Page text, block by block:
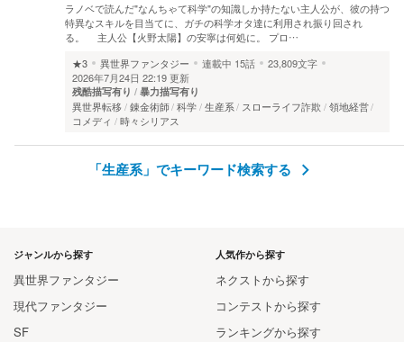
ラノベで読んだ"なんちゃて科学"の知識しか持たない主人公が、彼の持つ
特異なスキルを目当てに、ガチの科学オタ達に利用され振り回され
る。 主人公【火野太陽】の安寧は何処に。 プロ…
★3
異世界ファンタジー 連載中 15話
23,809文字
2026年7月24日 22:19 更新
残酷描写有り 暴力描写有り
異世界転移 錬金術師 科学 生産系 スローライフ詐欺
領地経営
コメディ
時々シリアス
「生産系」でキーワード検索する
人気作から探す
ネクストから探す
コンテストから探す
ランキングから探す
ジャンルから探す
異世界ファンタジー
現代ファンタジー
SF